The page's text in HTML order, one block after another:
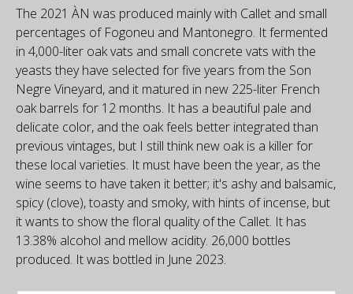
The 2021 ÀN was produced mainly with Callet and small
percentages of Fogoneu and Mantonegro. It fermented
in 4,000-liter oak vats and small concrete vats with the
yeasts they have selected for five years from the Son
Negre Vineyard, and it matured in new 225-liter French
oak barrels for 12 months. It has a beautiful pale and
delicate color, and the oak feels better integrated than
previous vintages, but I still think new oak is a killer for
these local varieties. It must have been the year, as the
wine seems to have taken it better; it's ashy and balsamic,
spicy (clove), toasty and smoky, with hints of incense, but
it wants to show the floral quality of the Callet. It has
13.38% alcohol and mellow acidity. 26,000 bottles
produced. It was bottled in June 2023.